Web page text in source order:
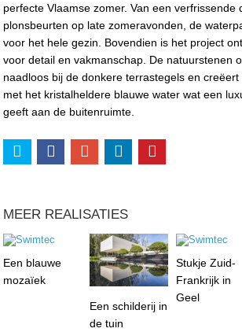
perfecte Vlaamse zomer. Van een verfrissende
plonsbeurten op late zomeravonden, de
voor het hele gezin. Bovendien is het project
voor detail en vakmanschap. De natuurstenen
naadloos bij de donkere terrastegels en
met het kristalheldere blauwe water wat een
geeft aan de buitenruimte.
MEER REALISATIES
Een blauwe
mozaïek
Een schilderij in
de tuin
Stukje Zuid-
Frankrijk in
Geel